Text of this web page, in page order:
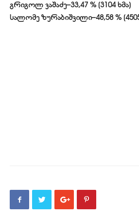
გრიგოლ ვაშაძე–33,47 % (3104 ხმა)
სალომე ზურაბიშვილი–48,58 %